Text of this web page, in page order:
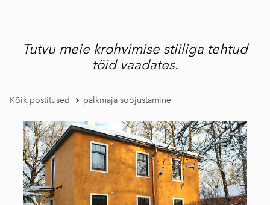
Tutvu meie krohvimise stiiliga tehtud
töid vaadates.
Kõik postitused palkmaja soojustamine